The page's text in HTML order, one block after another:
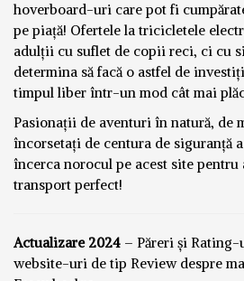
hoverboard-uri care pot fi
pe piață! Ofertele la tricicletele
adulții cu suflet de copii reci, ci cu
determina să facă o astfel de
timpul liber într-un mod cât mai
Pasionații de aventuri în natură, de
încorsetați de centura de siguranță
încerca norocul pe acest site pentru
transport perfect!
Actualizare 2024 – Păreri și Rating-
website-uri de tip Review despre